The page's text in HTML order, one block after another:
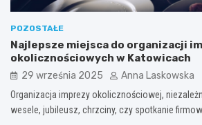
POZOSTAŁE
Najlepsze miejsca do organizacji
okolicznościowych w Katowicach
29 września 2025 Anna Laskowska
Organizacja imprezy okolicznościowej,
wesele, jubileusz, chrzciny, czy spotkanie